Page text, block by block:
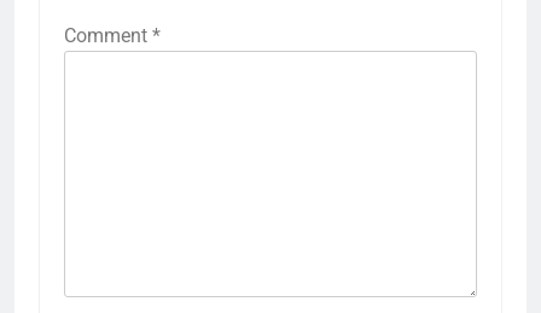
Comment *